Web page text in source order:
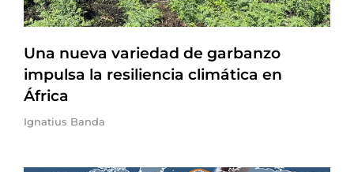
Una nueva variedad de garbanzo
impulsa la resiliencia climática en
África
Ignatius Banda